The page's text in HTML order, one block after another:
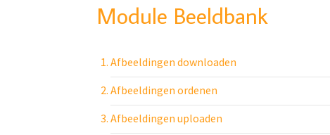
Module Beeldbank
Afbeeldingen downloaden
Afbeeldingen ordenen
Afbeeldingen uploaden